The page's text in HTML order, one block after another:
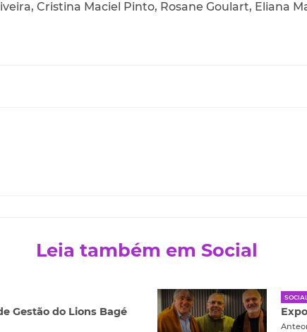
Cristina Maciel Pinto, Rosane Goulart, Eliana
Leia também em Social
Gestão do Lions Bagé
SOCIAL